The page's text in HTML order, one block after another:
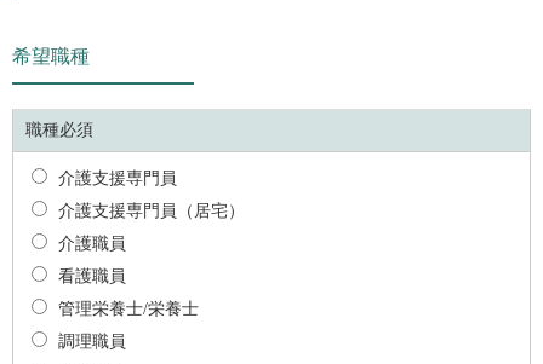
希望職種
職種必須
介護支援専門員
介護支援専門員（居宅）
介護職員
看護職員
管理栄養士/栄養士
調理職員